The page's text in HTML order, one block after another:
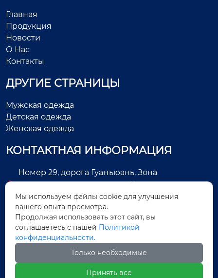
Главная
Продукция
Новости
О Нас
Контакты
ДРУГИЕ СТРАНИЦЫ
Мужская одежда
Детская одежда
Женская одежда
КОНТАКТНАЯ ИНФОРМАЦИЯ
Номер 29, дорога Гуанъюань, Зона
экономического развития, Цзиньцзян, город
Цюаньчжоу, провинция Фуцзянь, Китай
+86-13505025552
Legas@aoxing.com.cn
+8613505025552
Мы используем файлы cookie для улучшения
вашего опыта просмотра.
Продолжая использовать этот сайт, вы
соглашаетесь с нашей Политикой
конфиденциальности.
Только необходимые
Принять все